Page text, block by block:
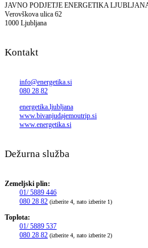
JAVNO PODJETJE ENERGETIKA
Verovškova ulica 62
1000 Ljubljana
Kontakt
info@energetika.si
080 28 82
energetika.ljubljana
www.bivanjudajemoutrip.si
www.energetika.si
Dežurna služba
Zemeljski plin:
01/ 5889 446
080 28 82 (izberite 4, nato izberite 1)
Toplota:
01/ 5889 537
080 28 82 (izberite 4, nato izberite 2)